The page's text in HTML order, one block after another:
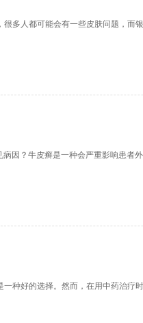
很多人都可能会有一些皮肤问题，而
因？牛皮癣是一种会严重影响患者
种好的选择。然而，在用中药治疗